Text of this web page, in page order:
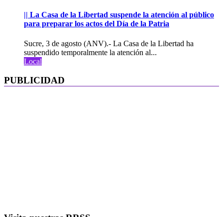
|| La Casa de la Libertad suspende la atención al público
para preparar los actos del Día de la Patria
Sucre, 3 de agosto (ANV).- La Casa de la Libertad ha
suspendido temporalmente la atención al...
Local
PUBLICIDAD